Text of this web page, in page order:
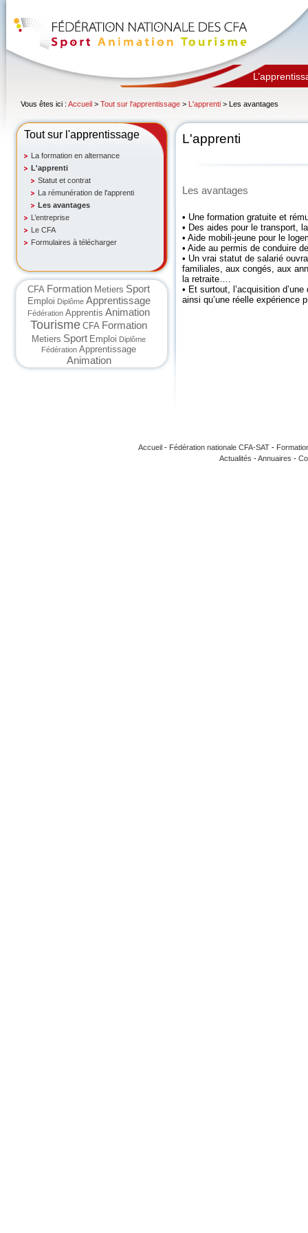
Vous êtes ici : Accueil > Tout sur l'apprentissage > L'apprenti > Les avantages
Tout sur l'apprentissage
La formation en alternance
L'apprenti
Statut et contrat
La rémunération de l'apprenti
Les avantages
L’entreprise
Le CFA
Formulaires à télécharger
CFA Formation Metiers Sport
Emploi Diplôme Apprentissage
Fédération Apprentis Animation
Tourisme CFA Formation
Metiers Sport Emploi Diplôme
Fédération Apprentissage
Animation
L'apprenti
Les avantages
• Une formation gratuite et
• Des aides pour le transport,
• Aide mobili-jeune pour le
• Aide au permis de conduire
• Un vrai statut de salarié
familiales, aux congés, aux
la retraite….
• Et surtout, l’acquisition
ainsi qu’une réelle expérience
Accueil - Fédération nationale CFA-SAT -
Actualités -Annuaires -